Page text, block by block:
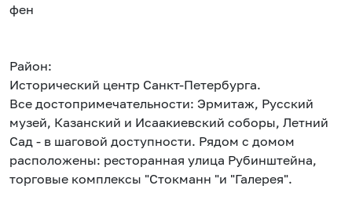
фен
Район:
Исторический центр Санкт-Петербурга.
Все достопримечательности: Эрмитаж, Русский
музей, Казанский и Исаакиевский соборы, Летний
Сад - в шаговой доступности. Рядом с домом
расположены: ресторанная улица Рубинштейна,
торговые комплексы "Стокманн "и "Галерея".